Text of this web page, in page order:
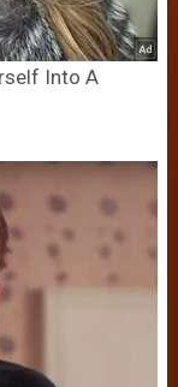
Into A